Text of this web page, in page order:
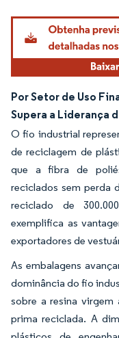
Por Setor de Uso
Supera a Liderança
O fio industrial
de reciclagem de
que a fibra de
reciclados sem perda
reciclado de
exemplifica as
exportadores de
As embalagens
dominância do fio
sobre a resina virgem
prima reciclada. A